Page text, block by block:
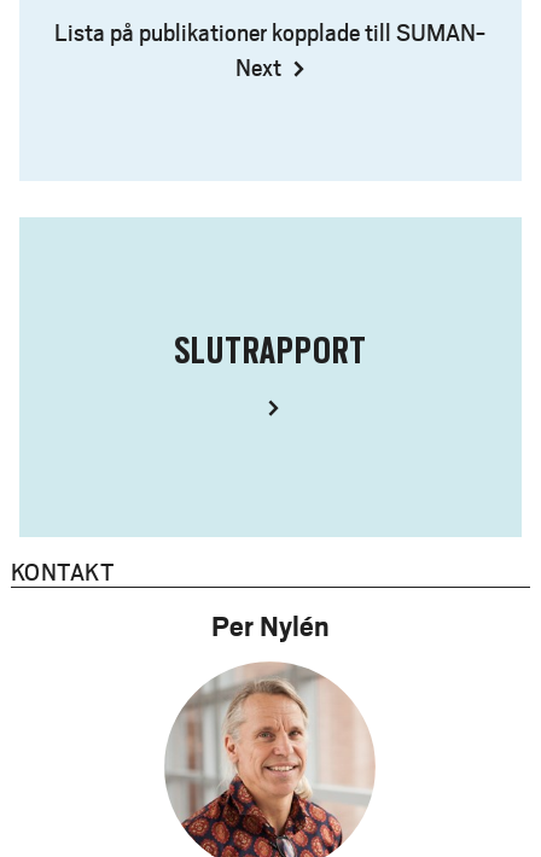
Lista på publikationer kopplade till SUMAN-
Next
SLUTRAPPORT
KONTAKT
Per Nylén